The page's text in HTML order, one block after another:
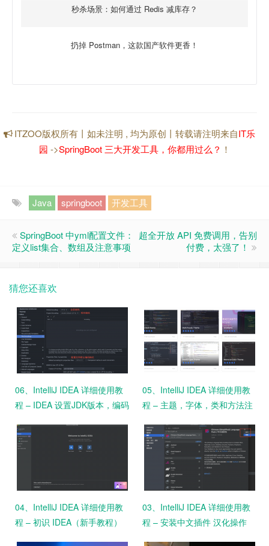
秒杀场景：如何通过 Redis 减库存？
扔掉 Postman，这款国产软件更香！
ITZOO版权所有丨如未注明 , 均为原创丨转载请注明来自IT乐
园 ->SpringBoot 三大开发工具，你都用过么？ ！
Java springboot 开发工具
SpringBoot 中yml配置文件：
定义list集合、数组及注意事项
超全开放 API 免费调用，告别
付费，太强了！
猜您还喜欢
06、IntelliJ IDEA 详细使用教
程 – IDEA 设置JDK版本，编码
05、IntelliJ IDEA 详细使用教
程 – 主题，字体，类和方法注
04、IntelliJ IDEA 详细使用教
程 – 初识 IDEA（新手教程）
03、IntelliJ IDEA 详细使用教
程 – 安装中文插件 汉化操作